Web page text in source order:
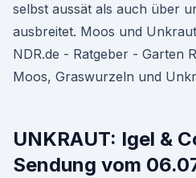
selbst aussät als auch über
ausbreitet. Moos und
NDR.de - Ratgeber - Garten
Moos, Graswurzeln und
UNKRAUT: Igel &
Sendung vom